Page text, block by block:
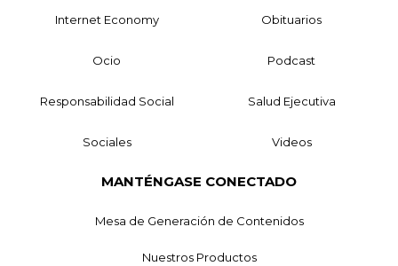
Internet Economy Obituarios
Ocio Podcast
Responsabilidad Social Salud Ejecutiva
Sociales Videos
MANTÉNGASE CONECTADO
Mesa de Generación de Contenidos
Nuestros Productos